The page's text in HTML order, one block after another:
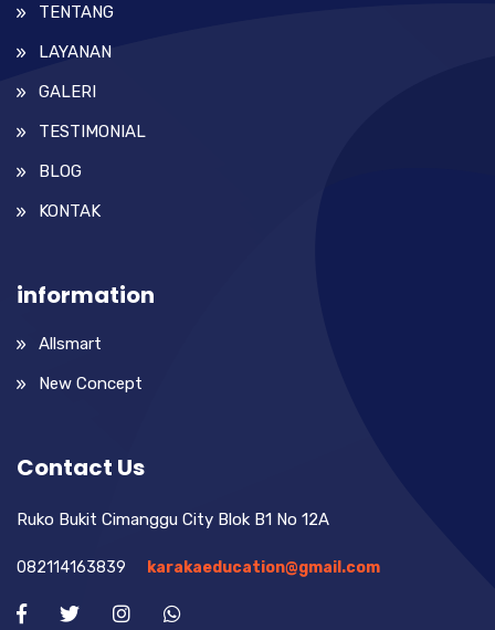
TENTANG
LAYANAN
GALERI
TESTIMONIAL
BLOG
KONTAK
information
Allsmart
New Concept
Contact Us
Ruko Bukit Cimanggu City Blok B1 No 12A
082114163839 karakaeducation@gmail.com